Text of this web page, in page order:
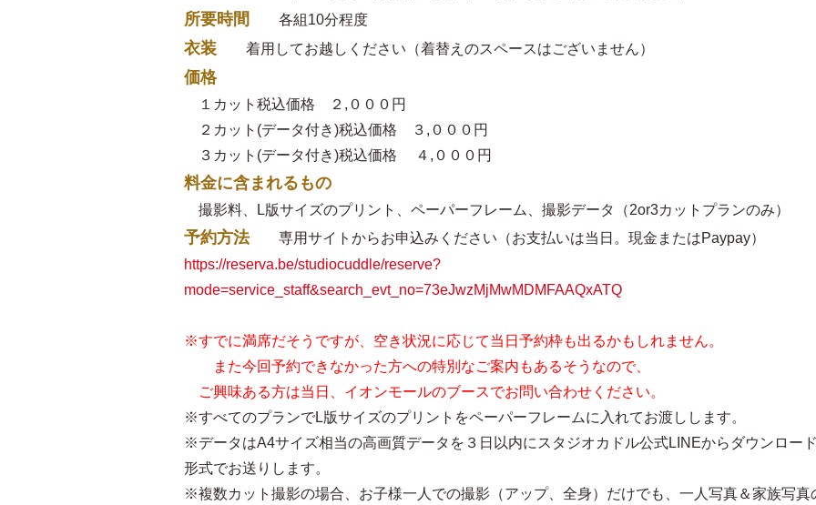
所要時間 各組10分程度
衣装 着用してお越しください（着替えのスペースはございません）
価格
１カット税込価格 ２,０００円
２カット(データ付き)税込価格 ３,０００円
３カット(データ付き)税込価格 ４,０００円
料金に含まれるもの
撮影料、L版サイズのプリント、ペーパーフレーム、撮影データ（2or3カットプランのみ）
予約方法専用サイトからお申込みください（お支払いは当日。現金またはPaypay）
https://reserva.be/studiocuddle/reserve?
mode=service_staff&search_evt_no=73eJwzMjMwMDMFAAQxATQ
※すでに満席だそうですが、空き状況に応じて当日予約枠も出るかもしれません。
また今回予約できなかった方への特別なご案内もあるそうなので、
ご興味ある方は当日、イオンモールのブースでお問い合わせください。
※すべてのプランでL版サイズのプリントをペーパーフレームに入れてお渡しします。
※データはA4サイズ相当の高画質データを３日以内にスタジオカドル公式LINEからダウンロード
形式でお送りします。
※複数カット撮影の場合、お子様一人での撮影（アップ、全身）だけでも、一人写真＆家族写真